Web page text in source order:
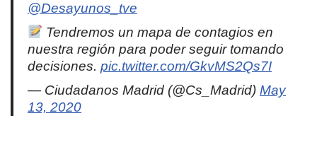
@Desayunos_tve
Tendremos un mapa de contagios en
nuestra región para poder seguir tomando
decisiones. pic.twitter.com/GkvMS2Qs7I
— Ciudadanos Madrid (@Cs_Madrid) May
13, 2020